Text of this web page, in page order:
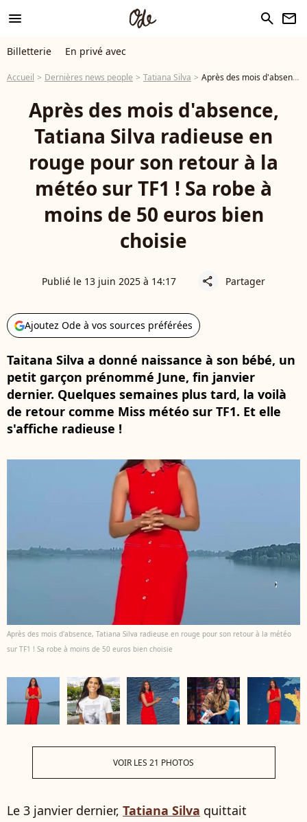
menu search newsletter
Billetterie En privé avec
Accueil Dernières news people Tatiana Silva Après des mois d'absence, Tatiana Silva radieuse en rouge pour son retour à la météo sur TF1 ! Sa robe à moins de 50 euros bien choisie
Après des mois d'absence,
Tatiana Silva radieuse en
rouge pour son retour à la
météo sur TF1 ! Sa robe à
moins de 50 euros bien
choisie
Publié le 13 juin 2025 à 14:17 share Partager
Ajoutez Ode à vos sources préférées
Taitana Silva a donné naissance à son bébé, un
petit garçon prénommé June, fin janvier
dernier. Quelques semaines plus tard, la voilà
de retour comme Miss météo sur TF1. Et elle
s'affiche radieuse !
Après des mois d'absence, Tatiana Silva radieuse en rouge pour son retour à la météo
sur TF1 ! Sa robe à moins de 50 euros bien choisie
VOIR LES 21 PHOTOS
Le 3 janvier dernier, Tatiana Silva quittait